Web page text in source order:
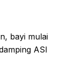
bayi mulai
ASI